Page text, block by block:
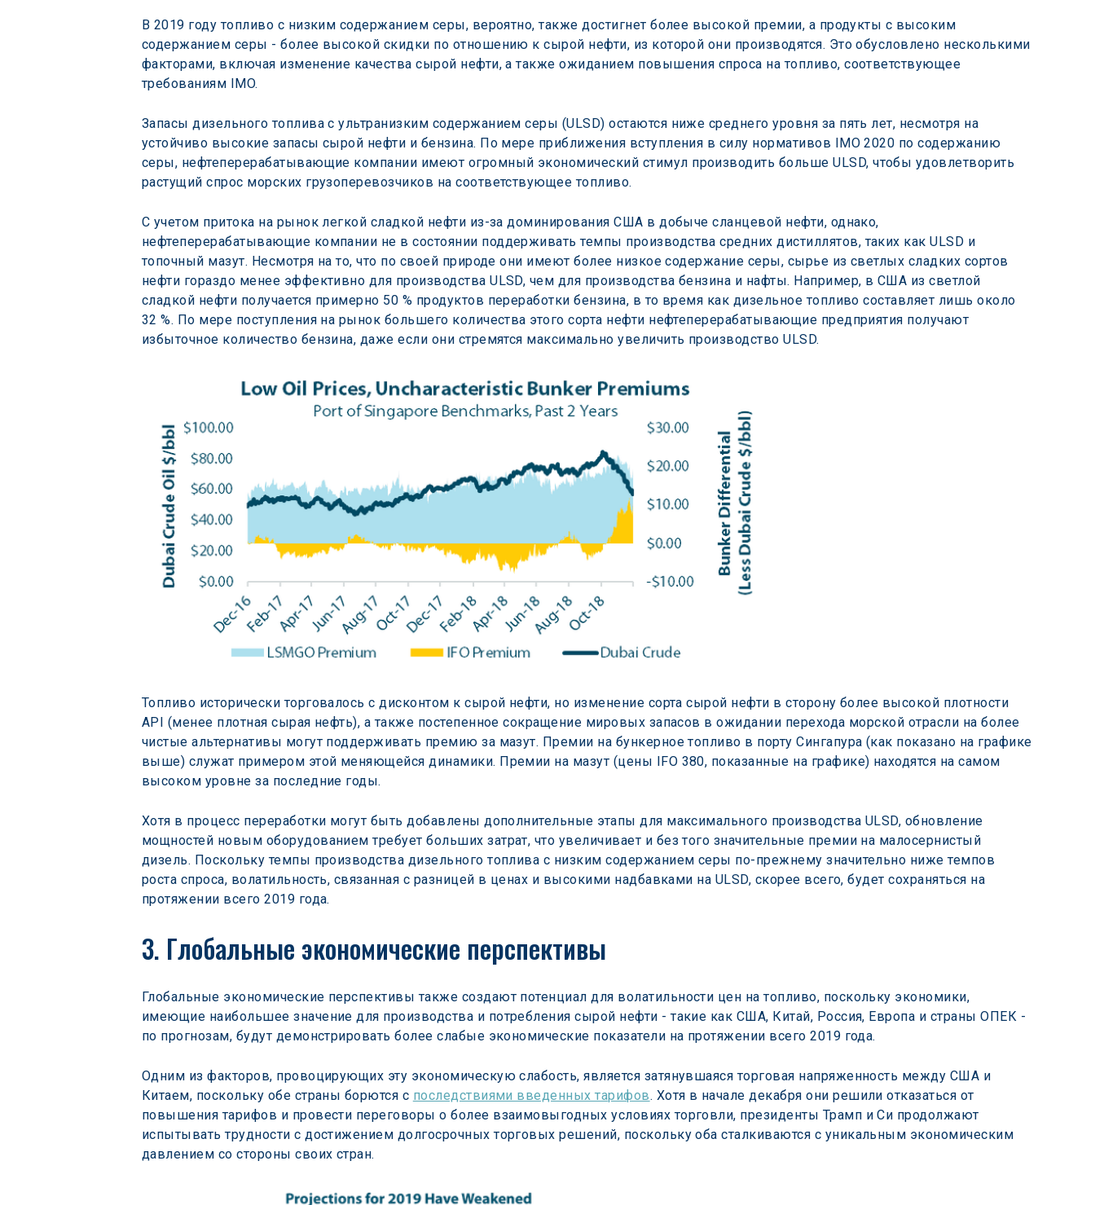
В 2019 году топливо с низким содержанием серы, вероятно, также достигнет более высокой премии, а продукты с высоким
содержанием серы - более высокой скидки по отношению к сырой нефти, из которой они производятся. Это обусловлено несколькими
факторами, включая изменение качества сырой нефти, а также ожиданием повышения спроса на топливо, соответствующее
требованиям IMO.
Запасы дизельного топлива с ультранизким содержанием серы (ULSD) остаются ниже среднего уровня за пять лет, несмотря на
устойчиво высокие запасы сырой нефти и бензина. По мере приближения вступления в силу нормативов IMO 2020 по содержанию
серы, нефтеперерабатывающие компании имеют огромный экономический стимул производить больше ULSD, чтобы удовлетворить
растущий спрос морских грузоперевозчиков на соответствующее топливо.
С учетом притока на рынок легкой сладкой нефти из-за доминирования США в добыче сланцевой нефти, однако,
нефтеперерабатывающие компании не в состоянии поддерживать темпы производства средних дистиллятов, таких как ULSD и
топочный мазут. Несмотря на то, что по своей природе они имеют более низкое содержание серы, сырье из светлых сладких сортов
нефти гораздо менее эффективно для производства ULSD, чем для производства бензина и нафты. Например, в США из светлой
сладкой нефти получается примерно 50 % продуктов переработки бензина, в то время как дизельное топливо составляет лишь около
32 %. По мере поступления на рынок большего количества этого сорта нефти нефтеперерабатывающие предприятия получают
избыточное количество бензина, даже если они стремятся максимально увеличить производство ULSD.
Топливо исторически торговалось с дисконтом к сырой нефти, но изменение сорта сырой нефти в сторону более высокой плотности
API (менее плотная сырая нефть), а также постепенное сокращение мировых запасов в ожидании перехода морской отрасли на более
чистые альтернативы могут поддерживать премию за мазут. Премии на бункерное топливо в порту Сингапура (как показано на графике
выше) служат примером этой меняющейся динамики. Премии на мазут (цены IFO 380, показанные на графике) находятся на самом
высоком уровне за последние годы.
Хотя в процесс переработки могут быть добавлены дополнительные этапы для максимального производства ULSD, обновление
мощностей новым оборудованием требует больших затрат, что увеличивает и без того значительные премии на малосернистый
дизель. Поскольку темпы производства дизельного топлива с низким содержанием серы по-прежнему значительно ниже темпов
роста спроса, волатильность, связанная с разницей в ценах и высокими надбавками на ULSD, скорее всего, будет сохраняться на
протяжении всего 2019 года.
3. Глобальные экономические перспективы
Глобальные экономические перспективы также создают потенциал для волатильности цен на топливо, поскольку экономики,
имеющие наибольшее значение для производства и потребления сырой нефти - такие как США, Китай, Россия, Европа и страны ОПЕК -
по прогнозам, будут демонстрировать более слабые экономические показатели на протяжении всего 2019 года.
Одним из факторов, провоцирующих эту экономическую слабость, является затянувшаяся торговая напряженность между США и
Китаем, поскольку обе страны борются с последствиями введенных тарифов. Хотя в начале декабря они решили отказаться от
повышения тарифов и провести переговоры о более взаимовыгодных условиях торговли, президенты Трамп и Си продолжают
испытывать трудности с достижением долгосрочных торговых решений, поскольку оба сталкиваются с уникальным экономическим
давлением со стороны своих стран.